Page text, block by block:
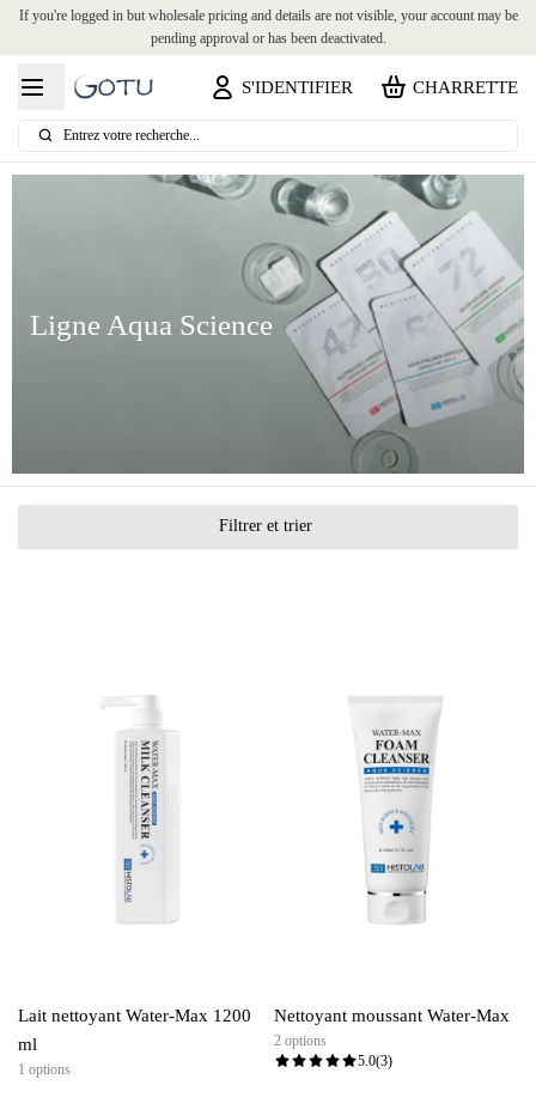
If you're logged in but wholesale pricing and details are not visible, your account may be
pending approval or has been deactivated.
S'IDENTIFIER CHARRETTE
Entrez votre recherche...
Ligne Aqua Science
Filtrer et trier
Lait nettoyant Water-Max 1200
ml
1 options
Nettoyant moussant Water-Max
2 options
5.0(3)